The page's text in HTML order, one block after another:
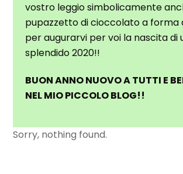
vostro leggio simbolicamente
pupazzetto di cioccolato a forma
per augurarvi per voi la nascita di
splendido 2020!!
BUON ANNO NUOVO A TUTTI E
NEL MIO PICCOLO BLOG!!
Sorry, nothing found.